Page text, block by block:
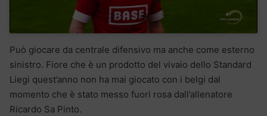
Può giocare da centrale difensivo ma anche come esterno
sinistro. Fiore che è un prodotto del vivaio dello Standard
Liegi quest’anno non ha mai giocato con i belgi dal
momento che è stato messo fuori rosa dall’allenatore
Ricardo Sa Pinto.